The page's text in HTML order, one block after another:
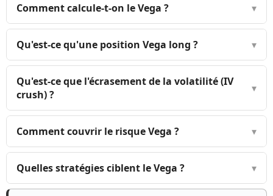
Comment calcule-t-on le Vega ? ▾
Qu'est-ce qu'une position Vega long ? ▾
Qu'est-ce que l'écrasement de la volatilité (IV
crush) ?
▾
Comment couvrir le risque Vega ? ▾
Quelles stratégies ciblent le Vega ? ▾